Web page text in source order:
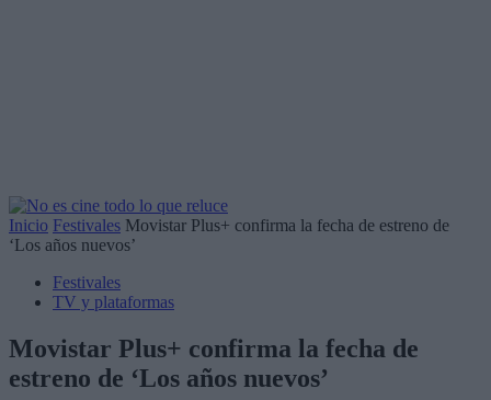
Inicio Festivales Movistar Plus+ confirma la fecha de estreno de
‘Los años nuevos’
Festivales
TV y plataformas
Movistar Plus+ confirma la fecha de
estreno de ‘Los años nuevos’